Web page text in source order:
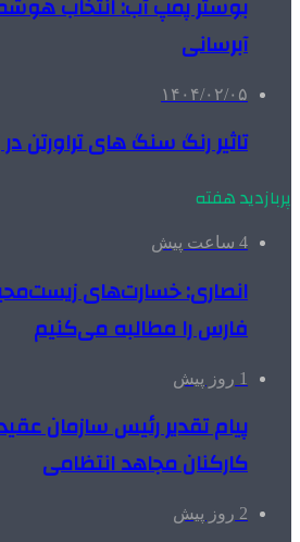
بوستر پمپ آب: انتخاب
آبرسانی
۱۴۰۴/۰۲/۰۵
تاثیر رنگ سنگ های تراورتن
پربازدید هفته
4 ساعت پیش
انصاری: خسارت‌های
فارس را مطالبه‌ می‌کنیم
1 روز پیش
پیام تقدیر رئیس سازمان
کارکنان مجاهد انتظامی
2 روز پیش